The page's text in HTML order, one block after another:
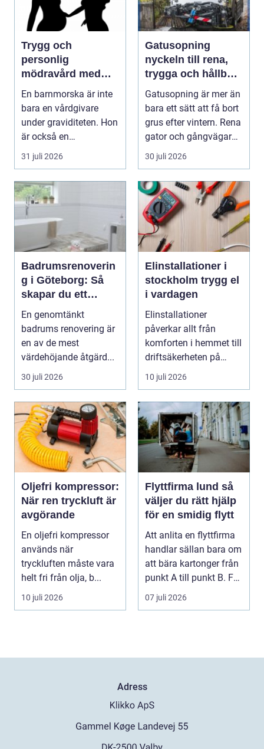
Trygg och
personlig
mödravård med
barnmorska i
malmö
En barnmorska är inte
bara en vårdgivare
under graviditeten. Hon
är också en
följeslagare genom
31 juli 2026
Gatusopning
nyckeln till rena,
trygga och hållbara
stadsmiljöer
Gatusopning är mer än
bara ett sätt att få bort
grus efter vintern. Rena
gator och gångvägar
påverka...
30 juli 2026
Badrumsrenoverin
g i Göteborg: Så
skapar du ett
hållbart och
modernt badrum
En genomtänkt
badrums renovering är
en av de mest
värdehöjande åtgärd...
30 juli 2026
Elinstallationer i
stockholm trygg el
i vardagen
Elinstallationer
påverkar allt från
komforten i hemmet till
driftsäkerheten på
jobbet. I en växande ...
10 juli 2026
Oljefri kompressor:
När ren tryckluft är
avgörande
En oljefri kompressor
används när
tryckluften måste vara
helt fri från olja, b...
10 juli 2026
Flyttfirma lund så
väljer du rätt hjälp
för en smidig flytt
Att anlita en flyttfirma
handlar sällan bara om
att bära kartonger från
punkt A till punkt B. För
må...
07 juli 2026
Adress